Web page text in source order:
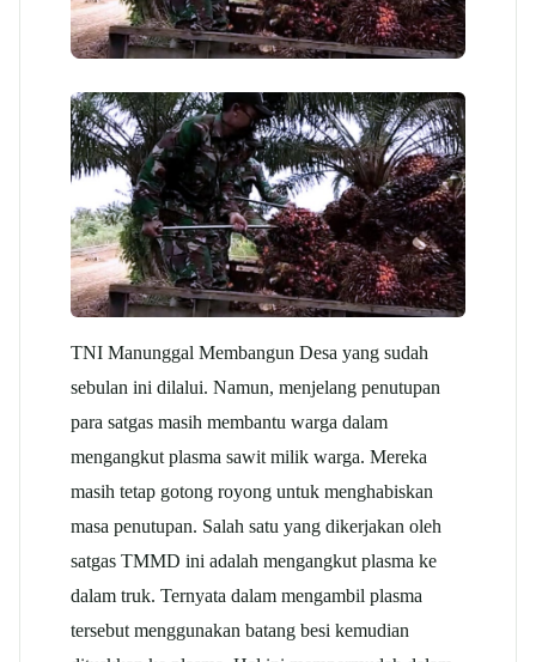
TNI Manunggal Membangun Desa yang sudah
sebulan ini dilalui. Namun, menjelang penutupan
para satgas masih membantu warga dalam
mengangkut plasma sawit milik warga. Mereka
masih tetap gotong royong untuk menghabiskan
masa penutupan. Salah satu yang dikerjakan oleh
satgas TMMD ini adalah mengangkut plasma ke
dalam truk. Ternyata dalam mengambil plasma
tersebut menggunakan batang besi kemudian